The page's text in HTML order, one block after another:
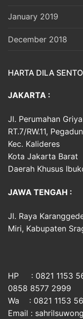
January 2019
December 2018
HARTA DILA
JAKARTA :
Jl. Perumahan
RT.7/RW.11,
Kec. Kalideres
Kota Jakarta Barat
Daerah Khusus
JAWA TENGAH :
Jl. Raya
Miri, Kabupaten
HP : 0821 1153
0858 8577 2999
Wa : 0821 1153
Email :